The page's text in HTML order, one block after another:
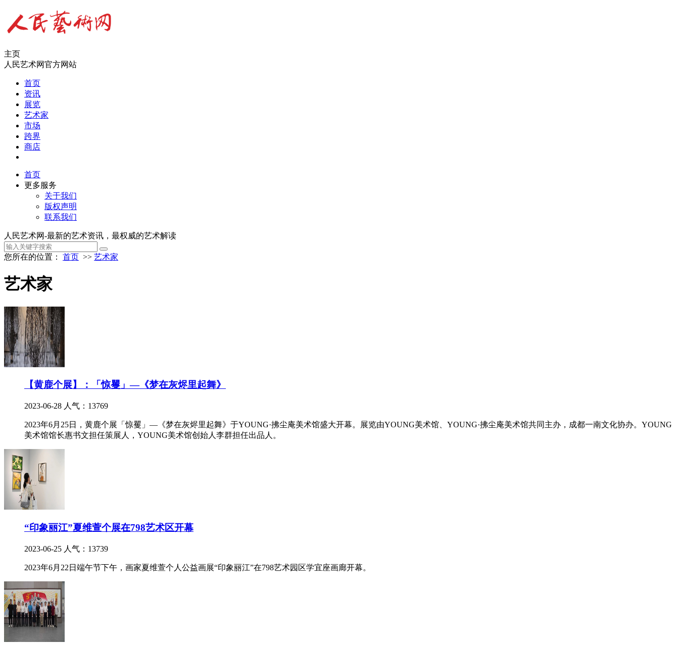
主页
人民艺术网官方网站
首页
资讯
展览
艺术家
市场
跨界
商店
首页
更多服务
关于我们
版权声明
联系我们
人民艺术网-最新的艺术资讯，最权威的艺术解读
您所在的位置： 首页 >> 艺术家
艺术家
【黄鹿个展】：「惊矍」—《梦在灰烬里起舞》
2023-06-28 人气：13769
2023年6月25日，黄鹿个展「惊矍」—《梦在灰烬里起舞》于YOUNG·拂尘庵美术馆盛大开幕。展览由YOUNG美术馆、YOUNG·拂尘庵美术馆共同主办，成都一南文化协办。YOUNG
美术馆馆长惠书文担任策展人，YOUNG美术馆创始人李群担任出品人。
“印象丽江”夏维萱个展在798艺术区开幕
2023-06-25 人气：13739
2023年6月22日端午节下午，画家夏维萱个人公益画展“印象丽江”在798艺术园区学宜座画廊开幕。